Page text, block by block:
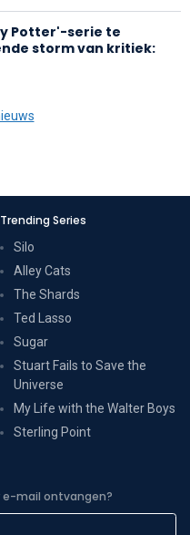
Potter'-serie te
storm van kritiek:
Trending Series
Silo
Alley Cats
The Shards
Ted Lasso
Sugar
Stuart Fails to Save the
Universe
My Life with the Walter Boys
Sterling Point
mail ontvangen?